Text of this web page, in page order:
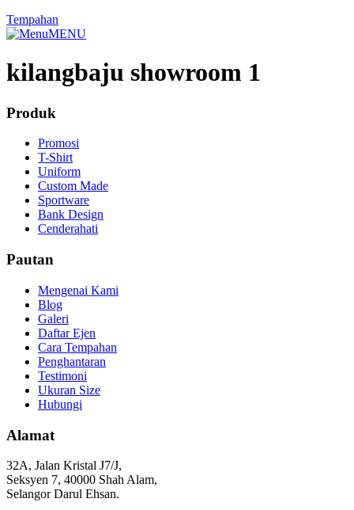
Tempahan
MENU
kilangbaju showroom 1
Produk
Promosi
T-Shirt
Uniform
Custom Made
Sportware
Bank Design
Cenderahati
Pautan
Mengenai Kami
Blog
Galeri
Daftar Ejen
Cara Tempahan
Penghantaran
Testimoni
Ukuran Size
Hubungi
Alamat
32A, Jalan Kristal J7/J,
Seksyen 7, 40000 Shah Alam,
Selangor Darul Ehsan.